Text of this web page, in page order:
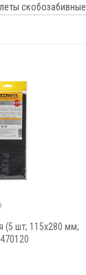
скобозабивные
(5 шт; 115х280 мм;